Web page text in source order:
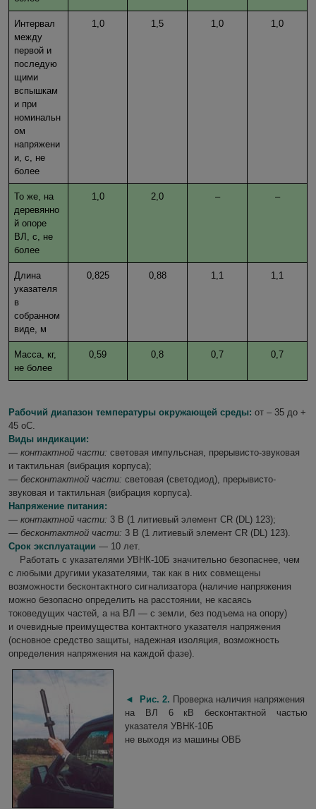
Интервал
между
первой и
последую
щими
вспышкам
и при
номинальн
ом
напряжени
и, с, не
более
1,0 1,5 1,0 1,0
То же, на
деревянно
й опоре
ВЛ, с, не
более
1,0 2,0 – –
Длина
указателя
в
собранном
виде, м
0,825 0,88 1,1 1,1
Масса, кг,
не более
0,59 0,8 0,7 0,7
Рабочий диапазон температуры окружающей среды: от – 35 до +
45 оС.
Виды индикации:
— контактной части: световая импульсная, прерывисто-звуковая
и тактильная (вибрация корпуса);
— бесконтактной части: световая (светодиод), прерывисто-
звуковая и тактильная (вибрация корпуса).
Напряжение питания:
— контактной части: 3 В (1 литиевый элемент CR (DL) 123);
— бесконтактной части: 3 В (1 литиевый элемент CR (DL) 123).
Срок эксплуатации — 10 лет.
Работать с указателями УВНК-10Б значительно безопаснее, чем
с любыми другими указателями, так как в них совмещены
возможности бесконтактного сигнализатора (наличие напряжения
можно безопасно определить на расстоянии, не касаясь
токоведущих частей, а на ВЛ — с земли, без подъема на опору)
и очевидные преимущества контактного указателя напряжения
(основное средство защиты, надежная изоляция, возможность
определения напряжения на каждой фазе).
◄ Рис. 2. Проверка наличия напряжения
на ВЛ 6 кВ бесконтактной частью
указателя УВНК-10Б
не выходя из машины ОВБ